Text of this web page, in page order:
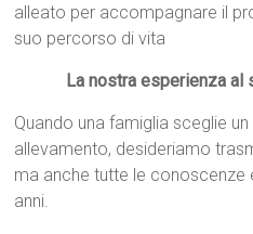
alleato per accompagnare il
suo percorso di vita
La nostra esperienza
Quando una famiglia sceglie
allevamento, desideriamo
ma anche tutte le conoscenze
anni.